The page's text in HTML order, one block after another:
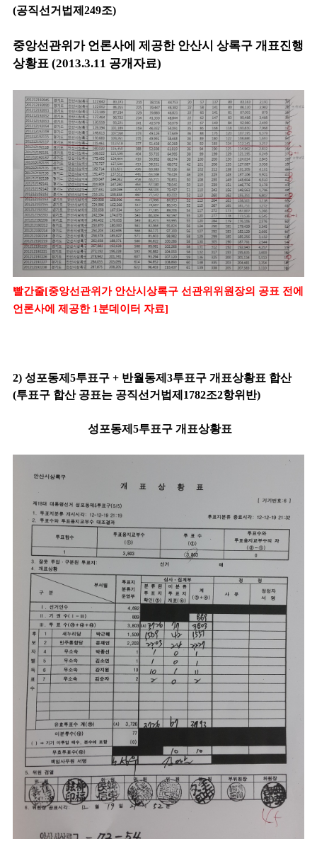
(공직선거법제249조)
중앙선관위가 언론사에 제공한 안산시 상록구 개표진행
상황표 (2013.3.11 공개자료)
빨간줄[중앙선관위가 안산시상록구 선관위위원장의 공표 전에
언론사에 제공한 1분데이터 자료]
2) 성포동제5투표구 + 반월동제3투표구 개표상황표 합산
(투표구 합산 공표는 공직선거법제1782조2항위반)
성포동제5투표구 개표상황표